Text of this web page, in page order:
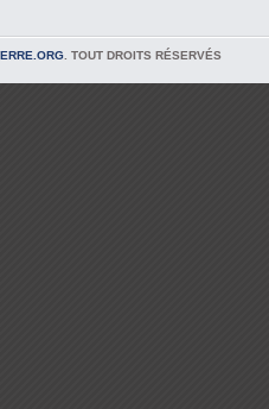
. TOUT DROITS RÉSERVÉS